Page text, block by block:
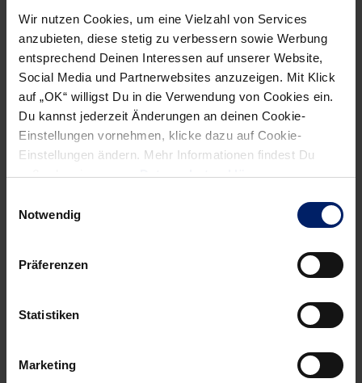
Wir nutzen Cookies, um eine Vielzahl von Services
anzubieten, diese stetig zu verbessern sowie Werbung
entsprechend Deinen Interessen auf unserer Website,
Social Media und Partnerwebsites anzuzeigen. Mit Klick
auf „OK“ willigst Du in die Verwendung von Cookies ein.
Du kannst jederzeit Änderungen an deinen Cookie-
Einstellungen vornehmen, klicke dazu auf Cookie-
Einstellungen ändern. Mehr Informationen findest Du
außerdem in unsererDatenschutzerklärung.
Notwendig
Präferenzen
Statistiken
Marketing
23.12.2010
NEWSLETTER
Wenn du per E-Mail über Aktuelles aus der Löwenwelt
Newsletter